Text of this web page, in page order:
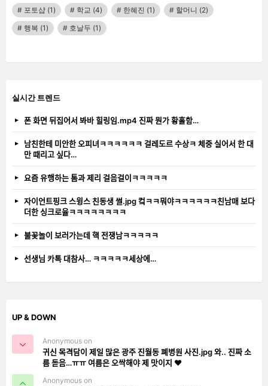
포토샵 (1) 학교 (4) 한혜진 (1) 할머니 (2)
행복 (1) 호날두 (1)
실시간 트렌드
폰 화면 뒤집어서 봐바 힐링임.mp4 진짜 뭔가 황홀함…
남친한테 미안한 오피녀ㅋㅋㅋㅋㅋㅋ 걸레도르 수상ㅋ 체중 실어서 한 대
만 때리고 싶다…
요즘 유행하는 톰과 제리 걸음걸이ㅋㅋㅋㅋㅋ
자이언트핑크 스윙스 친동생 썰.jpg 컼ㅋㅋ뭐야ㅋㅋㅋㅋㅋㅋ친남매 보다
더한 싱크로율ㅋㅋㅋㅋㅋㅋㅋㅋ
불꽃놀이 보러가는데 핵 전쟁남ㅋㅋㅋㅋㅋ
선생님 카톡 대참사… ㅋㅋㅋㅋㅋ세상에…
UP & DOWN
Anonymous on
귀신 목격담이 제일 많은 광주 진월동 폐병원 사진.jpg 와.. 진짜 소
름 돋음…ㅠㅠ 여름은 오싹해야 제 맛이지 ❤️
Anonymous on